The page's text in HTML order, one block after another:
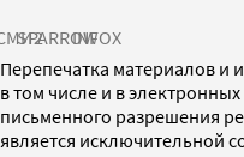
SPARROWINFOX
Перепечатка материалов и
в том числе и в
письменного разрешения
является исключительной